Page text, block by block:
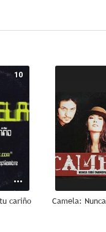
10
cariño